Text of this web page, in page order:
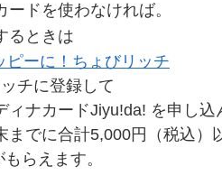
ドを使わなければ。
るときは
チに登録して
ナカードJiyu!da! を申し込
までに合計5,000円（税込）
らえます。